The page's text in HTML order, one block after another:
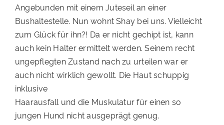
Angebunden mit einem Juteseil an einer
Bushaltestelle. Nun wohnt Shay bei uns. Vielleicht
zum Glück für ihn?! Da er nicht gechipt ist, kann
auch kein Halter ermittelt werden. Seinem recht
ungepflegten Zustand nach zu urteilen war er
auch nicht wirklich gewollt. Die Haut schuppig
inklusive
Haarausfall und die Muskulatur für einen so
jungen Hund nicht ausgeprägt genug.